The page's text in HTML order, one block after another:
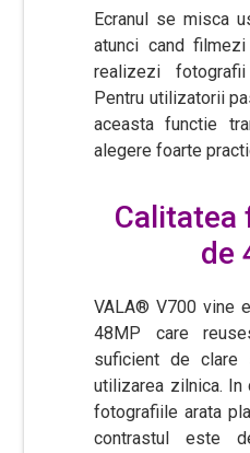
Ecranul se misca
atunci cand
realizezi
Pentru utilizatorii
aceasta functie
alegere foarte
de
VALA® V700 vine
48MP care
suficient de clare
utilizarea zilnica. In
fotografiile arata
contrastul este